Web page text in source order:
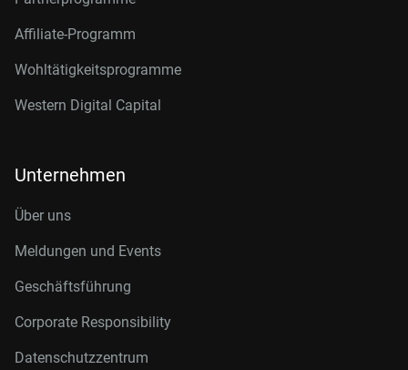
Affiliate-Programm
Wohltätigkeitsprogramme
Western Digital Capital
Unternehmen
Über uns
Meldungen und Events
Geschäftsführung
Corporate Responsibility
Datenschutzzentrum